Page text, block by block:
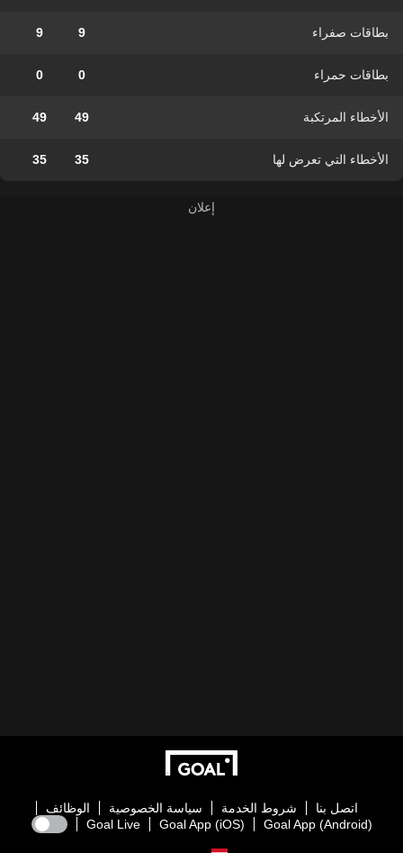
بطاقات صفراء 9
9
بطاقات حمراء 0
0
الأخطاء المرتكبة 49
49
الأخطاء التي تعرض لها 35
35
اتصل بنا شروط الخدمة سياسة الخصوصية
الوظائف
Goal App (Android)
Goal App (iOS)
Goal Live